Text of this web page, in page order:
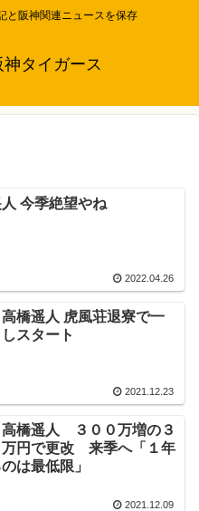
と阪神関連ニュースを保存
タイガース
今季絶望やね
2022.04.26
橋遥人 虎風荘退寮で一
スタート
2021.12.23
高橋遥人 ３００万増の３
万円で更改 来季へ「１年
は最低限」
2021.12.09